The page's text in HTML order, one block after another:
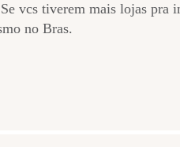
vcs tiverem mais lojas pra
no Bras.